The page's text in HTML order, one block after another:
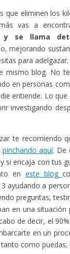
que eliminen los
vas a
se llama
mejorando
para
mismo blog. No
en personas
entiende. Lo
investigando
te recomiendo
pinchando aquí. De
si encaja con tus
en este blog
ayudando a
preguntas,
en una
de decir, el
en un
como